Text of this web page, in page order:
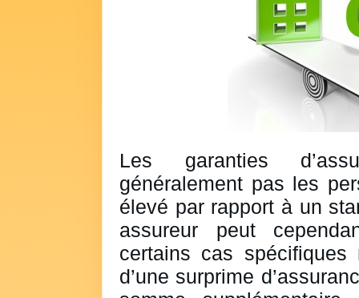
Les garanties
généralement pas les
élevé par rapport à un
assureur peut
certains cas spécifiques
d’une surprime